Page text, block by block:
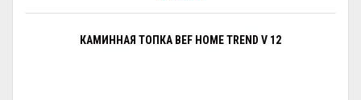
КАМИННАЯ ТОПКА BEF HOME TREND V 12